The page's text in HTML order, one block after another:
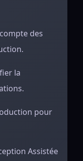
des
la
pour
Assistée